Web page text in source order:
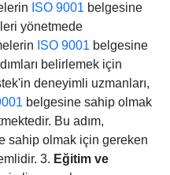
ISO 9001 belgesine
yönetmede
ISO 9001 belgesine
belirlemek için
deneyimli uzmanları,
belgesine sahip olmak
Bu adım,
sahip olmak için gereken
3. Eğitim ve